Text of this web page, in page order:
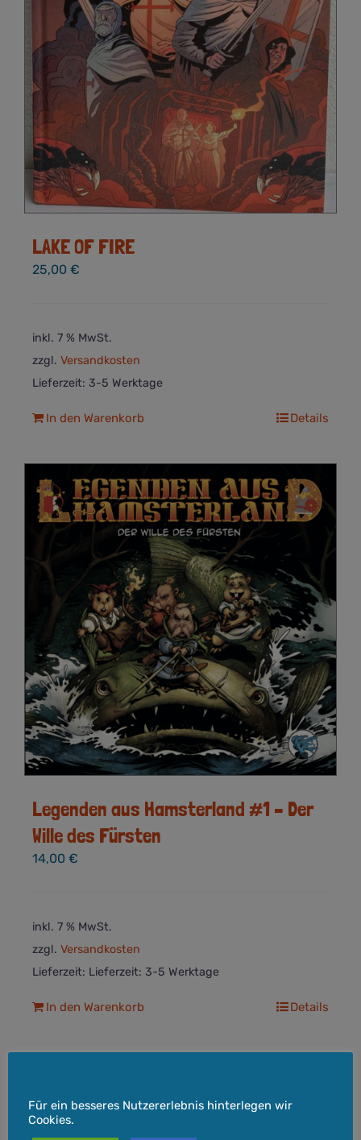
LAKE OF FIRE
25,00 €
inkl. 7 % MwSt.
zzgl. Versandkosten
Lieferzeit: 3-5 Werktage
In den Warenkorb Details
Legenden aus Hamsterland #1 – Der
Wille des Fürsten
14,00 €
inkl. 7 % MwSt.
zzgl. Versandkosten
Lieferzeit: Lieferzeit: 3-5 Werktage
In den Warenkorb Details
Für ein besseres Nutzererlebnis hinterlegen wir
Cookies.